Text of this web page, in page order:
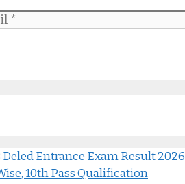
Entrance Exam Result 2026
10th Pass Qualification